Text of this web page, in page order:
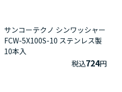
サンコーテクノ シンワッシャー
FCW-5X100S-10 ステンレス製
10本入
税込724円